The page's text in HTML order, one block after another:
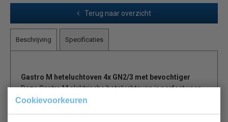
Cookievoorkeuren
Terug naar overzicht
Beschrijving Specificaties
Gastro M heteluchtoven 4x GN2/3 met bevochtiger
Deze Gastro M elektrische heteluchtoven is perfect voor
koffiezaken, kleine restaurants en delicatessenwinkels. De